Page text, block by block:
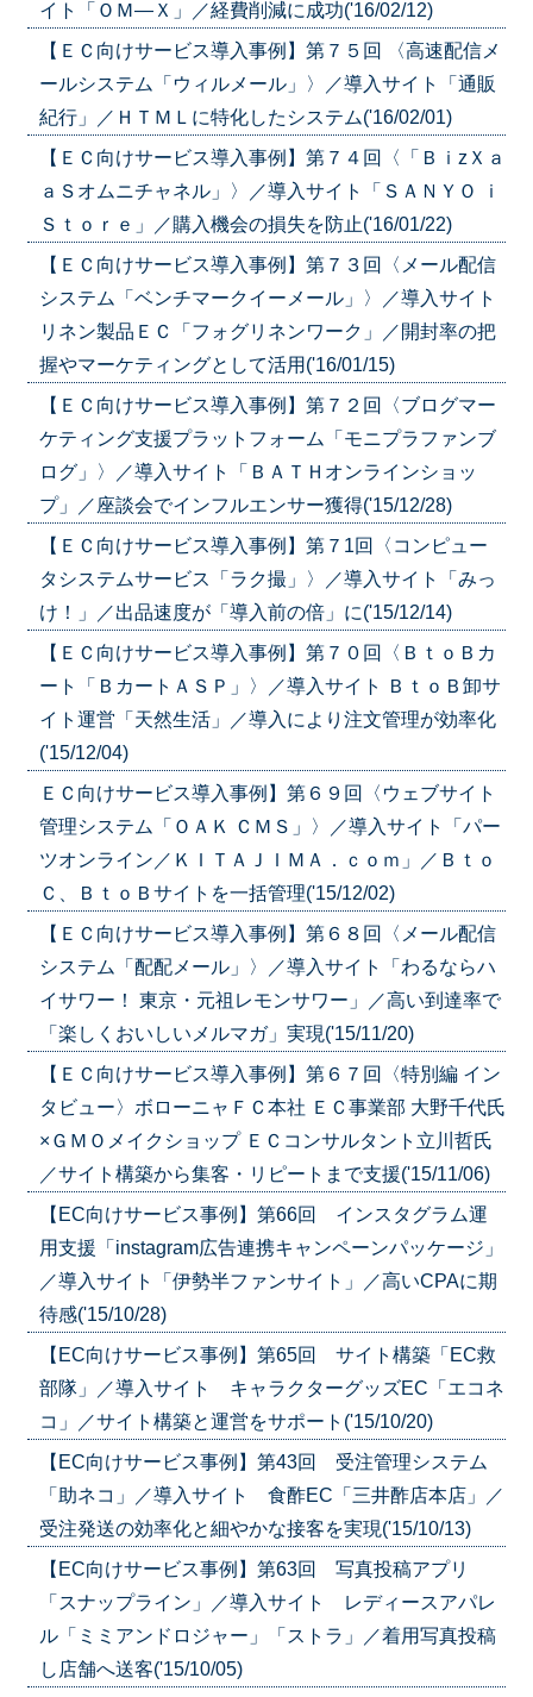
イト「ＯＭ―Ｘ」／経費削減に成功('16/02/12)
【ＥＣ向けサービス導入事例】第７５回 〈高速配信メ
ールシステム「ウィルメール」〉／導入サイト「通販
紀行」／ＨＴＭＬに特化したシステム('16/02/01)
【ＥＣ向けサービス導入事例】第７４回〈「ＢｉzＸａ
ａＳオムニチャネル」〉／導入サイト「ＳＡＮＹＯ ｉ
Ｓｔｏｒｅ」／購入機会の損失を防止('16/01/22)
【ＥＣ向けサービス導入事例】第７３回〈メール配信
システム「ベンチマークイーメール」〉／導入サイト
リネン製品ＥＣ「フォグリネンワーク」／開封率の把
握やマーケティングとして活用('16/01/15)
【ＥＣ向けサービス導入事例】第７２回〈ブログマー
ケティング支援プラットフォーム「モニプラファンブ
ログ」〉／導入サイト「ＢＡＴＨオンラインショッ
プ」／座談会でインフルエンサー獲得('15/12/28)
【ＥＣ向けサービス導入事例】第７1回〈コンピュー
タシステムサービス「ラク撮」〉／導入サイト「みっ
け！」／出品速度が「導入前の倍」に('15/12/14)
【ＥＣ向けサービス導入事例】第７０回〈ＢｔｏＢカ
ート「ＢカートＡＳＰ」〉／導入サイト ＢｔｏＢ卸サ
イト運営「天然生活」／導入により注文管理が効率化
('15/12/04)
ＥＣ向けサービス導入事例】第６９回〈ウェブサイト
管理システム「ＯＡＫ ＣＭＳ」〉／導入サイト「パー
ツオンライン／ＫＩＴＡＪＩＭＡ．ｃｏｍ」／Ｂｔｏ
Ｃ、ＢｔｏＢサイトを一括管理('15/12/02)
【ＥＣ向けサービス導入事例】第６８回〈メール配信
システム「配配メール」〉／導入サイト「わるならハ
イサワー！ 東京・元祖レモンサワー」／高い到達率で
「楽しくおいしいメルマガ」実現('15/11/20)
【ＥＣ向けサービス導入事例】第６７回〈特別編 イン
タビュー〉ボローニャＦＣ本社 ＥＣ事業部 大野千代氏
×ＧＭＯメイクショップ ＥＣコンサルタント立川哲氏
／サイト構築から集客・リピートまで支援('15/11/06)
【EC向けサービス事例】第66回 インスタグラム運
用支援「instagram広告連携キャンペーンパッケージ」
／導入サイト「伊勢半ファンサイト」／高いCPAに期
待感('15/10/28)
【EC向けサービス事例】第65回 サイト構築「EC救
部隊」／導入サイト キャラクターグッズEC「エコネ
コ」／サイト構築と運営をサポート('15/10/20)
【EC向けサービス事例】第43回 受注管理システム
「助ネコ」／導入サイト 食酢EC「三井酢店本店」／
受注発送の効率化と細やかな接客を実現('15/10/13)
【EC向けサービス事例】第63回 写真投稿アプリ
「スナップライン」／導入サイト レディースアパレ
ル「ミミアンドロジャー」「ストラ」／着用写真投稿
し店舗へ送客('15/10/05)